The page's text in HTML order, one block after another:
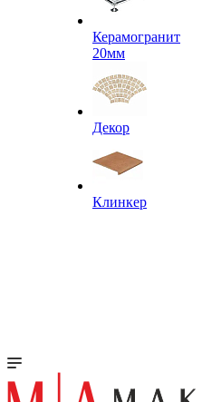
Керамогранит
20мм
Декор
Клинкер